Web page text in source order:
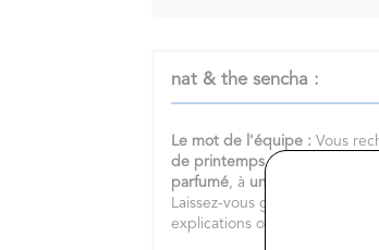
nat & the sencha :
Le mot de l'équipe :Vous
de printemps? Vous aimez
parfumé, à une infusion fruitée
Laissez-vous guider et
explications ou une idée